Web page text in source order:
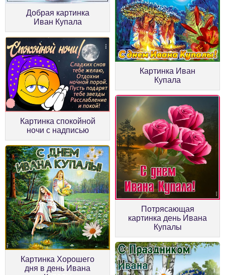
Добрая картинка
Иван Купала
Картинка спокойной
ночи с надписью
Картинка Иван
Купала
Картинка Хорошего
дня в день Ивана
Потрясающая
картинка день Ивана
Купалы